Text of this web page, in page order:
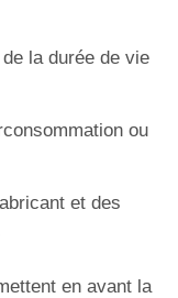
la durée de vie
ou
et des
en avant la